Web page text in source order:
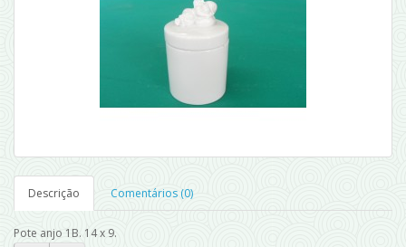
Descrição Comentários (0)
Pote anjo 1B. 14 x 9.